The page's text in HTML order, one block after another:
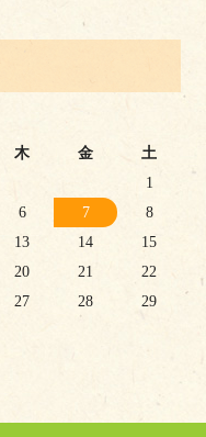
木 金 土
1
6 7
8
13 14
15
20 21
22
27 28
29